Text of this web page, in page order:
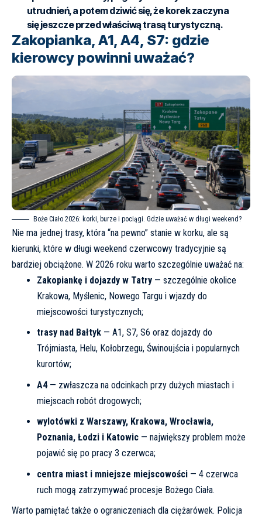
utrudnień, a potem dziwić się, że korek zaczyna
się jeszcze przed właściwą trasą turystyczną.
Zakopianka, A1, A4, S7: gdzie
kierowcy powinni uważać?
Boże Ciało 2026: korki, burze i pociągi. Gdzie uważać w długi weekend?
Nie ma jednej trasy, która “na pewno” stanie w korku, ale są
kierunki, które w długi weekend czerwcowy tradycyjnie są
bardziej obciążone. W 2026 roku warto szczególnie uważać na:
Zakopiankę i dojazdy w Tatry— szczególnie okolice
Krakowa, Myślenic, Nowego Targu i wjazdy do
miejscowości turystycznych;
trasy nad Bałtyk— A1, S7, S6 oraz dojazdy do
Trójmiasta, Helu, Kołobrzegu, Świnoujścia i popularnych
kurortów;
A4— zwłaszcza na odcinkach przy dużych miastach i
miejscach robót drogowych;
wylotówki z Warszawy, Krakowa, Wrocławia,
Poznania, Łodzi i Katowic— największy problem może
pojawić się po pracy 3 czerwca;
centra miast i mniejsze miejscowości— 4 czerwca
ruch mogą zatrzymywać procesje Bożego Ciała.
Warto pamiętać także o ograniczeniach dla ciężarówek. Policja